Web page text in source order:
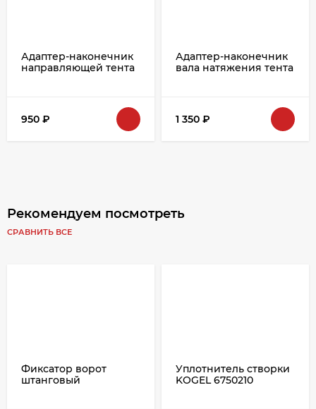
Адаптер-наконечник
направляющей тента
950 ₽
Адаптер-наконечник
вала натяжения тента
1 350 ₽
Рекомендуем посмотреть
СРАВНИТЬ ВСЕ
Фиксатор ворот
штанговый
Уплотнитель створки
KOGEL 6750210